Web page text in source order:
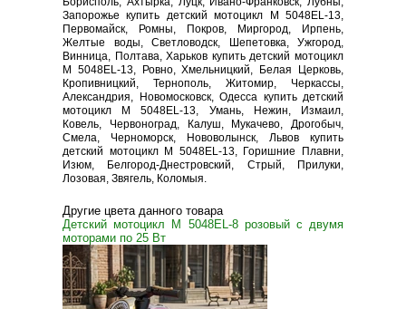
Запорожье купить детский мотоцикл M 5048EL-13,
Первомайск, Ромны, Покров, Миргород, Ирпень,
Желтые воды, Светловодск, Шепетовка, Ужгород,
Винница, Полтава, Харьков купить детский мотоцикл
M 5048EL-13, Ровно, Хмельницкий, Белая Церковь,
Кропивницкий, Тернополь, Житомир, Черкассы,
Александрия, Новомосковск, Одесса купить детский
мотоцикл M 5048EL-13, Умань, Нежин, Измаил,
Ковель, Червоноград, Калуш, Мукачево, Дрогобыч,
Смела, Черноморск, Нововолынск, Львов купить
детский мотоцикл M 5048EL-13, Горишние Плавни,
Изюм, Белгород-Днестровский, Стрый, Прилуки,
Лозовая, Звягель, Коломыя.
Другие цвета данного товара
Детский мотоцикл M 5048EL-8 розовый с двумя
моторами по 25 Вт